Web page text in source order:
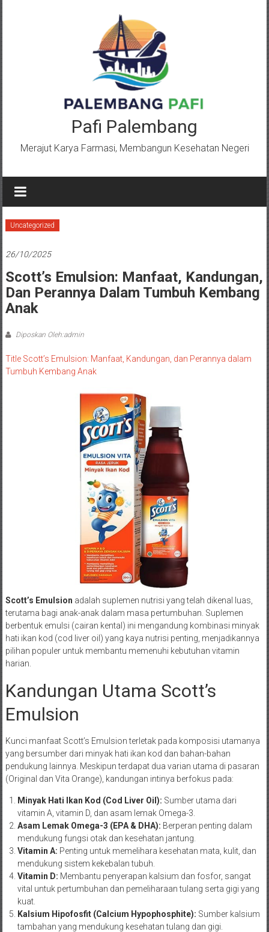
Pafi Palembang
Merajut Karya Farmasi, Membangun Kesehatan Negeri
Uncategorized
26/10/2025
Scott’s Emulsion: Manfaat, Kandungan,
Dan Perannya Dalam Tumbuh Kembang
Anak
Diposkan Oleh:admin
Title Scott’s Emulsion: Manfaat, Kandungan, dan Perannya dalam
Tumbuh Kembang Anak
Scott’s Emulsion adalah suplemen nutrisi yang telah dikenal luas,
terutama bagi anak-anak dalam masa pertumbuhan. Suplemen
berbentuk emulsi (cairan kental) ini mengandung kombinasi minyak
hati ikan kod (cod liver oil) yang kaya nutrisi penting, menjadikannya
pilihan populer untuk membantu memenuhi kebutuhan vitamin
harian.
Kandungan Utama Scott’s
Emulsion
Kunci manfaat Scott’s Emulsion terletak pada komposisi utamanya
yang bersumber dari minyak hati ikan kod dan bahan-bahan
pendukung lainnya. Meskipun terdapat dua varian utama di pasaran
(Original dan Vita Orange), kandungan intinya berfokus pada:
Minyak Hati Ikan Kod (Cod Liver Oil): Sumber utama dari
vitamin A, vitamin D, dan asam lemak Omega-3.
Asam Lemak Omega-3 (EPA & DHA): Berperan penting dalam
mendukung fungsi otak dan kesehatan jantung.
Vitamin A: Penting untuk memelihara kesehatan mata, kulit, dan
mendukung sistem kekebalan tubuh.
Vitamin D: Membantu penyerapan kalsium dan fosfor, sangat
vital untuk pertumbuhan dan pemeliharaan tulang serta gigi yang
kuat.
Kalsium Hipofosfit (Calcium Hypophosphite): Sumber kalsium
tambahan yang mendukung kesehatan tulang dan gigi.